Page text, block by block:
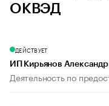
ОКВЭД
ДЕЙСТВУЕТ
ИП Кирьянов
Деятельность по